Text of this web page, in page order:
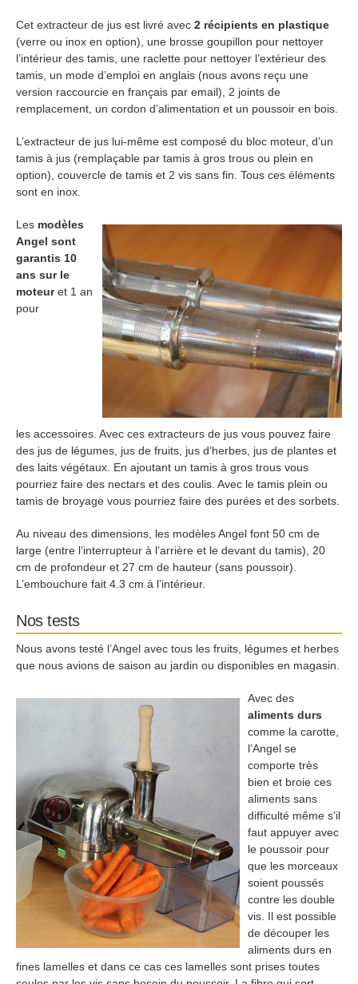
Cet extracteur de jus est livré avec 2 récipients en plastique
(verre ou inox en option), une brosse goupillon pour nettoyer
l’intérieur des tamis, une raclette pour nettoyer l’extérieur des
tamis, un mode d’emploi en anglais (nous avons reçu une
version raccourcie en français par email), 2 joints de
remplacement, un cordon d’alimentation et un poussoir en bois.
L’extracteur de jus lui-même est composé du bloc moteur, d’un
tamis à jus (remplaçable par tamis à gros trous ou plein en
option), couvercle de tamis et 2 vis sans fin. Tous ces éléments
sont en inox.
Les modèles
Angel sont
garantis 10
ans sur le
moteuret 1 an
pour
les accessoires. Avec ces extracteurs de jus vous pouvez faire
des jus de légumes, jus de fruits, jus d’herbes, jus de plantes et
des laits végétaux. En ajoutant un tamis à gros trous vous
pourriez faire des nectars et des coulis. Avec le tamis plein ou
tamis de broyage vous pourriez faire des purées et des sorbets.
Au niveau des dimensions, les modèles Angel font 50 cm de
large (entre l’interrupteur à l’arrière et le devant du tamis), 20
cm de profondeur et 27 cm de hauteur (sans poussoir).
L’embouchure fait 4.3 cm à l’intérieur.
Nos tests
Nous avons testé l’Angel avec tous les fruits, légumes et herbes
que nous avions de saison au jardin ou disponibles en magasin.
Avec des
aliments durs
comme la carotte,
l’Angel se
comporte très
bien et broie ces
aliments sans
difficulté même s’il
faut appuyer avec
le poussoir pour
que les morceaux
soient poussés
contre les double
vis. Il est possible
de découper les
aliments durs en
fines lamelles et dans ce cas ces lamelles sont prises toutes